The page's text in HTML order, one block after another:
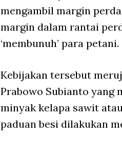
mengambil margin
margin dalam rantai
‘membunuh’ para petani.
Kebijakan tersebut
Prabowo Subianto yang
minyak kelapa sawit
paduan besi dilakukan